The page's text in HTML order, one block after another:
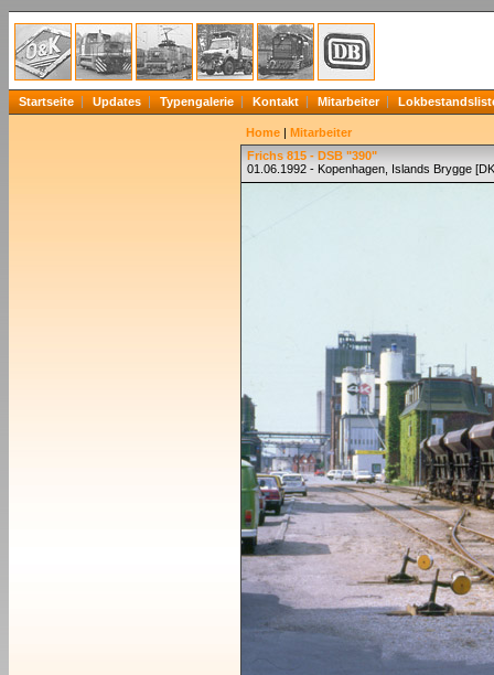
Startseite Updates Typengalerie Kontakt Mitarbeiter
Home | Mitarbeiter
Frichs 815 - DSB "390"
01.06.1992 - Kopenhagen, Islands Brygge